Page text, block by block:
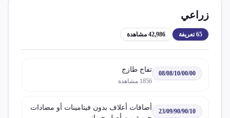
زراعي
65تعريفة 42,986 مشاهدة
08/08/10/00/00 تفاح طازج
1856 مشاهدة
23/09/90/90/10
أضافات أعلاف بدون فيتامينات أو مضادات